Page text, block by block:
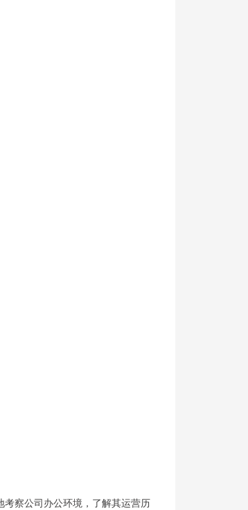
察公司办公环境，了解其运营历